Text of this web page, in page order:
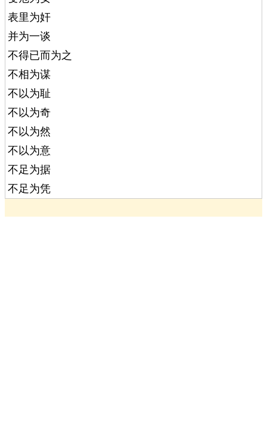
表里为奸
并为一谈
不得已而为之
不相为谋
不以为耻
不以为奇
不以为然
不以为意
不足为据
不足为凭